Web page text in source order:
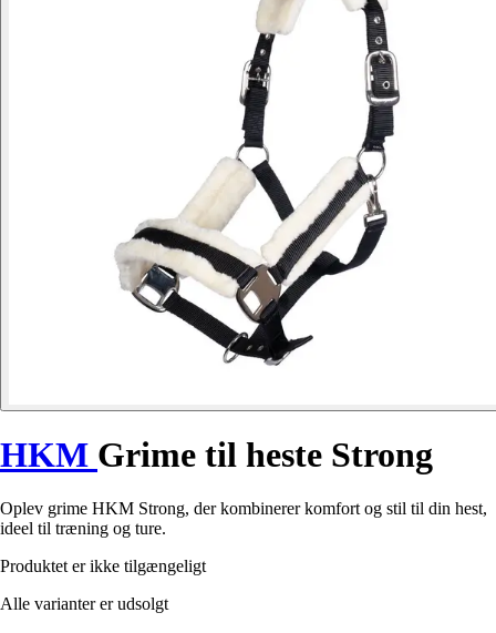
HKM Grime til heste Strong
Oplev grime HKM Strong, der kombinerer komfort og stil til din hest,
ideel til træning og ture.
Produktet er ikke tilgængeligt
Alle varianter er udsolgt